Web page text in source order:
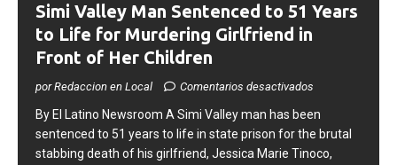
Simi Valley Man Sentenced to 51 Years
to Life for Murdering Girlfriend in
Front of Her Children
por Redaccion en Local Comentarios desactivados
​By El Latino Newsroom ​A Simi Valley man has been
sentenced to 51 years to life in state prison for the brutal
stabbing death of his girlfriend, Jessica Marie Tinoco,